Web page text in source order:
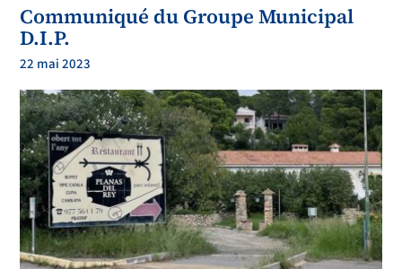
Communiqué du Groupe Municipal
D.I.P.
22 mai 2023